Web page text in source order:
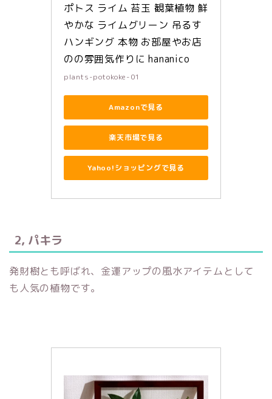
ポトス ライム 苔玉 観葉植物 鮮
やかな ライムグリーン 吊るす
ハンギング 本物 お部屋やお店
のの雰囲気作りに hananico
plants-potokoke-01
Amazonで見る
楽天市場で見る
Yahoo!ショッピングで見る
2, パキラ
発財樹とも呼ばれ、金運アップの風水アイテムとして
も人気の植物です。